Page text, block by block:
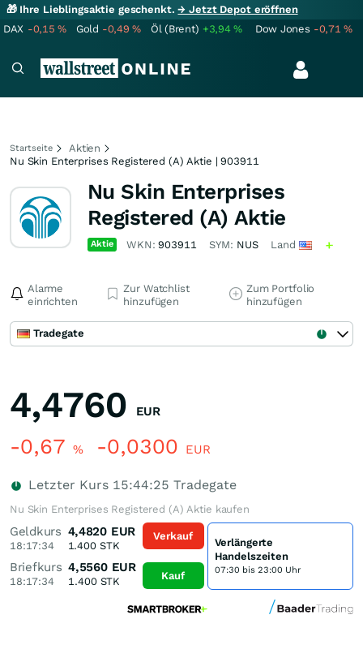
🎁 Ihre Lieblingsaktie geschenkt.→ Jetzt Depot eröffnen
DAX -0,15% Gold -0,49% Öl (Brent) +3,94% Dow Jones -0,71%
Startseite
Aktien
Nu Skin Enterprises Registered (A) Aktie | 903911
Nu Skin Enterprises
Registered (A) Aktie
Aktie WKN:903911 SYM: NUS Land
Alarme
einrichten
Zur Watchlist
hinzufügen
Zum Portfolio
hinzufügen
Tradegate
4,4760 EUR
-0,67 % -0,0300 EUR
Letzter Kurs 15:44:25 Tradegate
Nu Skin Enterprises Registered (A) Aktie kaufen
Geldkurs
18:17:34
4,4820 EUR
1.400STK
Briefkurs
18:17:34
4,5560 EUR
1.400STK
Verkauf
Kauf
Verlängerte
Handelszeiten
07:30 bis 23:00 Uhr